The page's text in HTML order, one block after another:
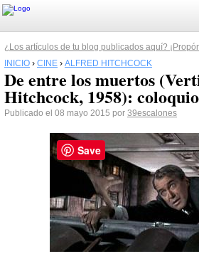
¿Los artículos de tu blog publicados aquí?
INICIO › CINE › ALFRED HITCHCOCK
De entre los muertos
Hitchcock, 1958):
Publicado el 08 mayo 2015 por 39escalones
Save